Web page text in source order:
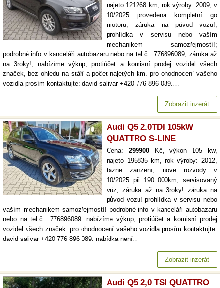
najeto 121268 km, rok výroby: 2009, v
10/2025 provedena kompletní go
motoru, záruka na původ vozu!;
prohlídka v servisu nebo vaším
mechanikem samozřejmostí!;
podrobné info v kanceláři autobazaru nebo na tel.č.: 776896089; záruka až
na 3roky!; nabízíme výkup, protiúčet a komisní prodej vozidel všech
značek, bez ohledu na stáří a počet najetých km. pro ohodnocení vašeho
vozidla prosím kontaktujte: david salivar +420 776 896 089.…
Zobrazit inzerát
Audi Q5 2.0TDI 105kW
QUATTRO S-LINE
Cena: 299900Kč, výkon 105 kw,
najeto 195835 km, rok výroby: 2012,
tažné zařízení, nové rozvody v
10/2025 při 190 000km, servisovaný
vůz, záruka až na 3roky! záruka na
původ vozu! prohlídka v servisu nebo
vaším mechanikem samozřejmostí! podrobné info v kanceláři autobazaru
nebo na tel.č.: 776896089. nabízíme výkup, protiúčet a komisní prodej
vozidel všech značek. pro ohodnocení vašeho vozidla prosím kontaktujte:
david salivar +420 776 896 089. nabídka není…
Zobrazit inzerát
Audi Q5 2,0 TSI QUATTRO